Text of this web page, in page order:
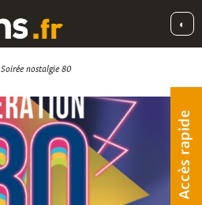
◐
Accès rapide
Soirée nostalgie 80